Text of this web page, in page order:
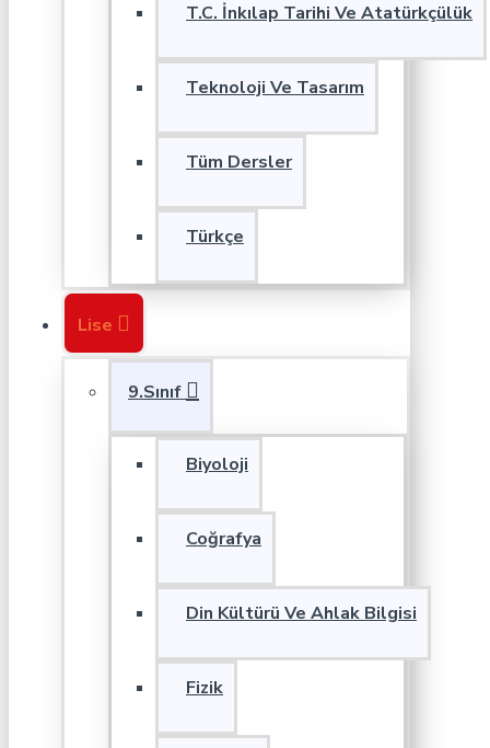
T.C. İnkılap Tarihi Ve Atatürkçülük
Teknoloji Ve Tasarım
Tüm Dersler
Türkçe
Lise
9.Sınıf
Biyoloji
Coğrafya
Din Kültürü Ve Ahlak Bilgisi
Fizik